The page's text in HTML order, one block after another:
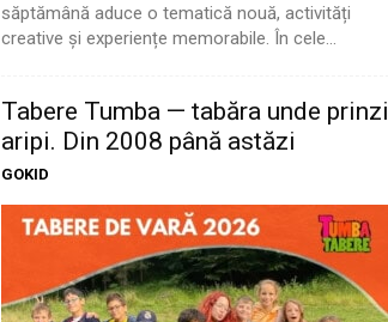
săptămână aduce o tematică nouă, activități
creative și experiențe memorabile. În cele...
Tabere Tumba — tabăra unde prinzi
aripi. Din 2008 până astăzi
GOKID